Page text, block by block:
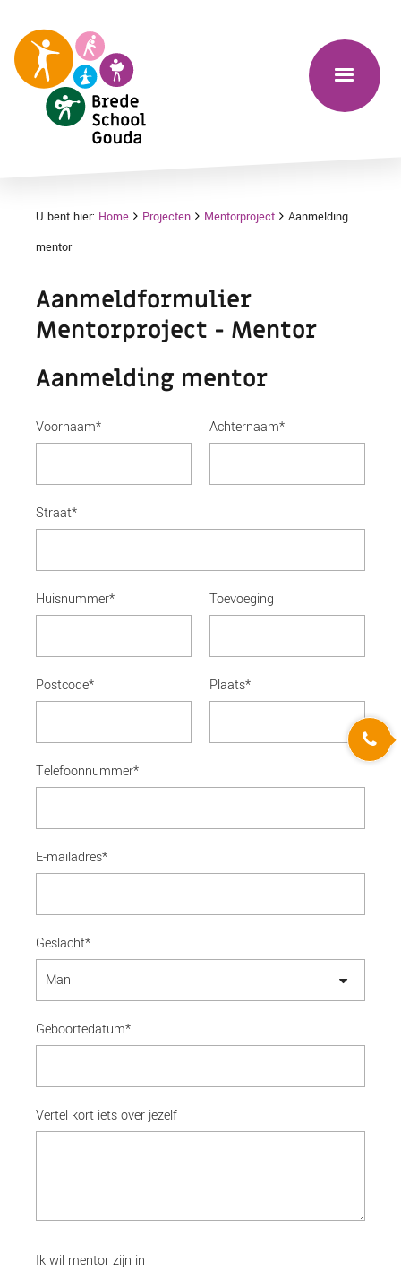
U bent hier: Home Projecten Mentorproject
Aanmelding
mentor
Aanmeldformulier
Mentorproject - Mentor
Aanmelding mentor
Voornaam* Achternaam*
Straat*
Huisnummer* Toevoeging
Postcode* Plaats*
Telefoonnummer*
E-mailadres*
Geslacht*
Geboortedatum*
Vertel kort iets over jezelf
Ik wil mentor zijn in